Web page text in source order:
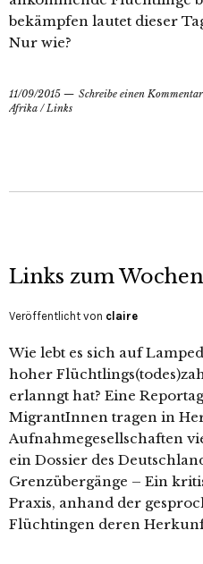
bekämpfen lautet dieser
Nur wie?
11/09/2015
Schreibe einen Kommentar
Afrika /Links
Links zum
Veröffentlicht von claire
Wie lebt es sich auf
hoher
erlanngt hat? Eine
MigrantInnen tragen in
Aufnahmegesellschaften
ein Dossier des
Grenzübergänge – Ein
Praxis, anhand der
Flüchtingen deren